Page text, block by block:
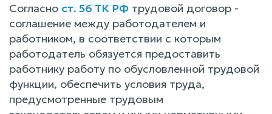
Согласно ст. 56 ТК РФ трудовой договор -
соглашение между работодателем и
работником, в соответствии с которым
работодатель обязуется предоставить
работнику работу по обусловленной трудовой
функции, обеспечить условия труда,
предусмотренные трудовым